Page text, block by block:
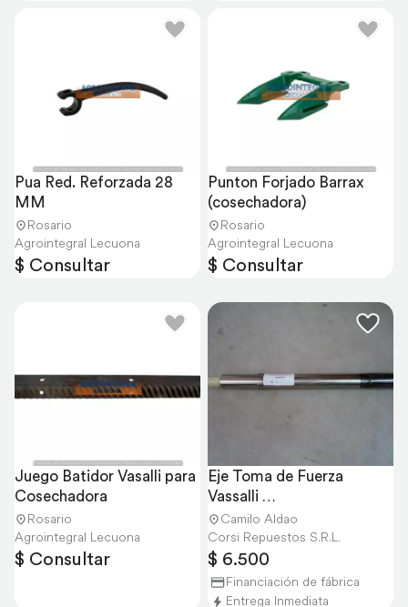
Pua Red. Reforzada 28
MM
Rosario
Agrointegral Lecuona
$ Consultar
Punton Forjado Barrax
(cosechadora)
Rosario
Agrointegral Lecuona
$ Consultar
Juego Batidor Vasalli para
Cosechadora
Rosario
Agrointegral Lecuona
$ Consultar
Eje Toma de Fuerza
Vassalli
3/16/900/910/1200
Camilo Aldao
Corsi Repuestos S.R.L.
$ 6.500
Financiación de fábrica
Entrega Inmediata